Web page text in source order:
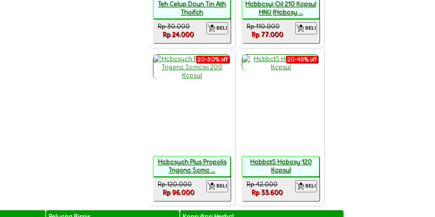
Teh Celup Daun Tin Ath
Thoifah
Rp 30.000
Rp 24.000
BELI
Habbasyi Oil 210 Kapsul
HNU (Habasy ...
Rp 110.000
Rp 77.000
BELI
20-50% off
Habasyah Plus Propolis
Trigona Sama ...
Rp 120.000
Rp 96.000
BELI
20-45% off
HabbatS Habasy 120
Kapsul
Rp 42.000
Rp 33.600
BELI